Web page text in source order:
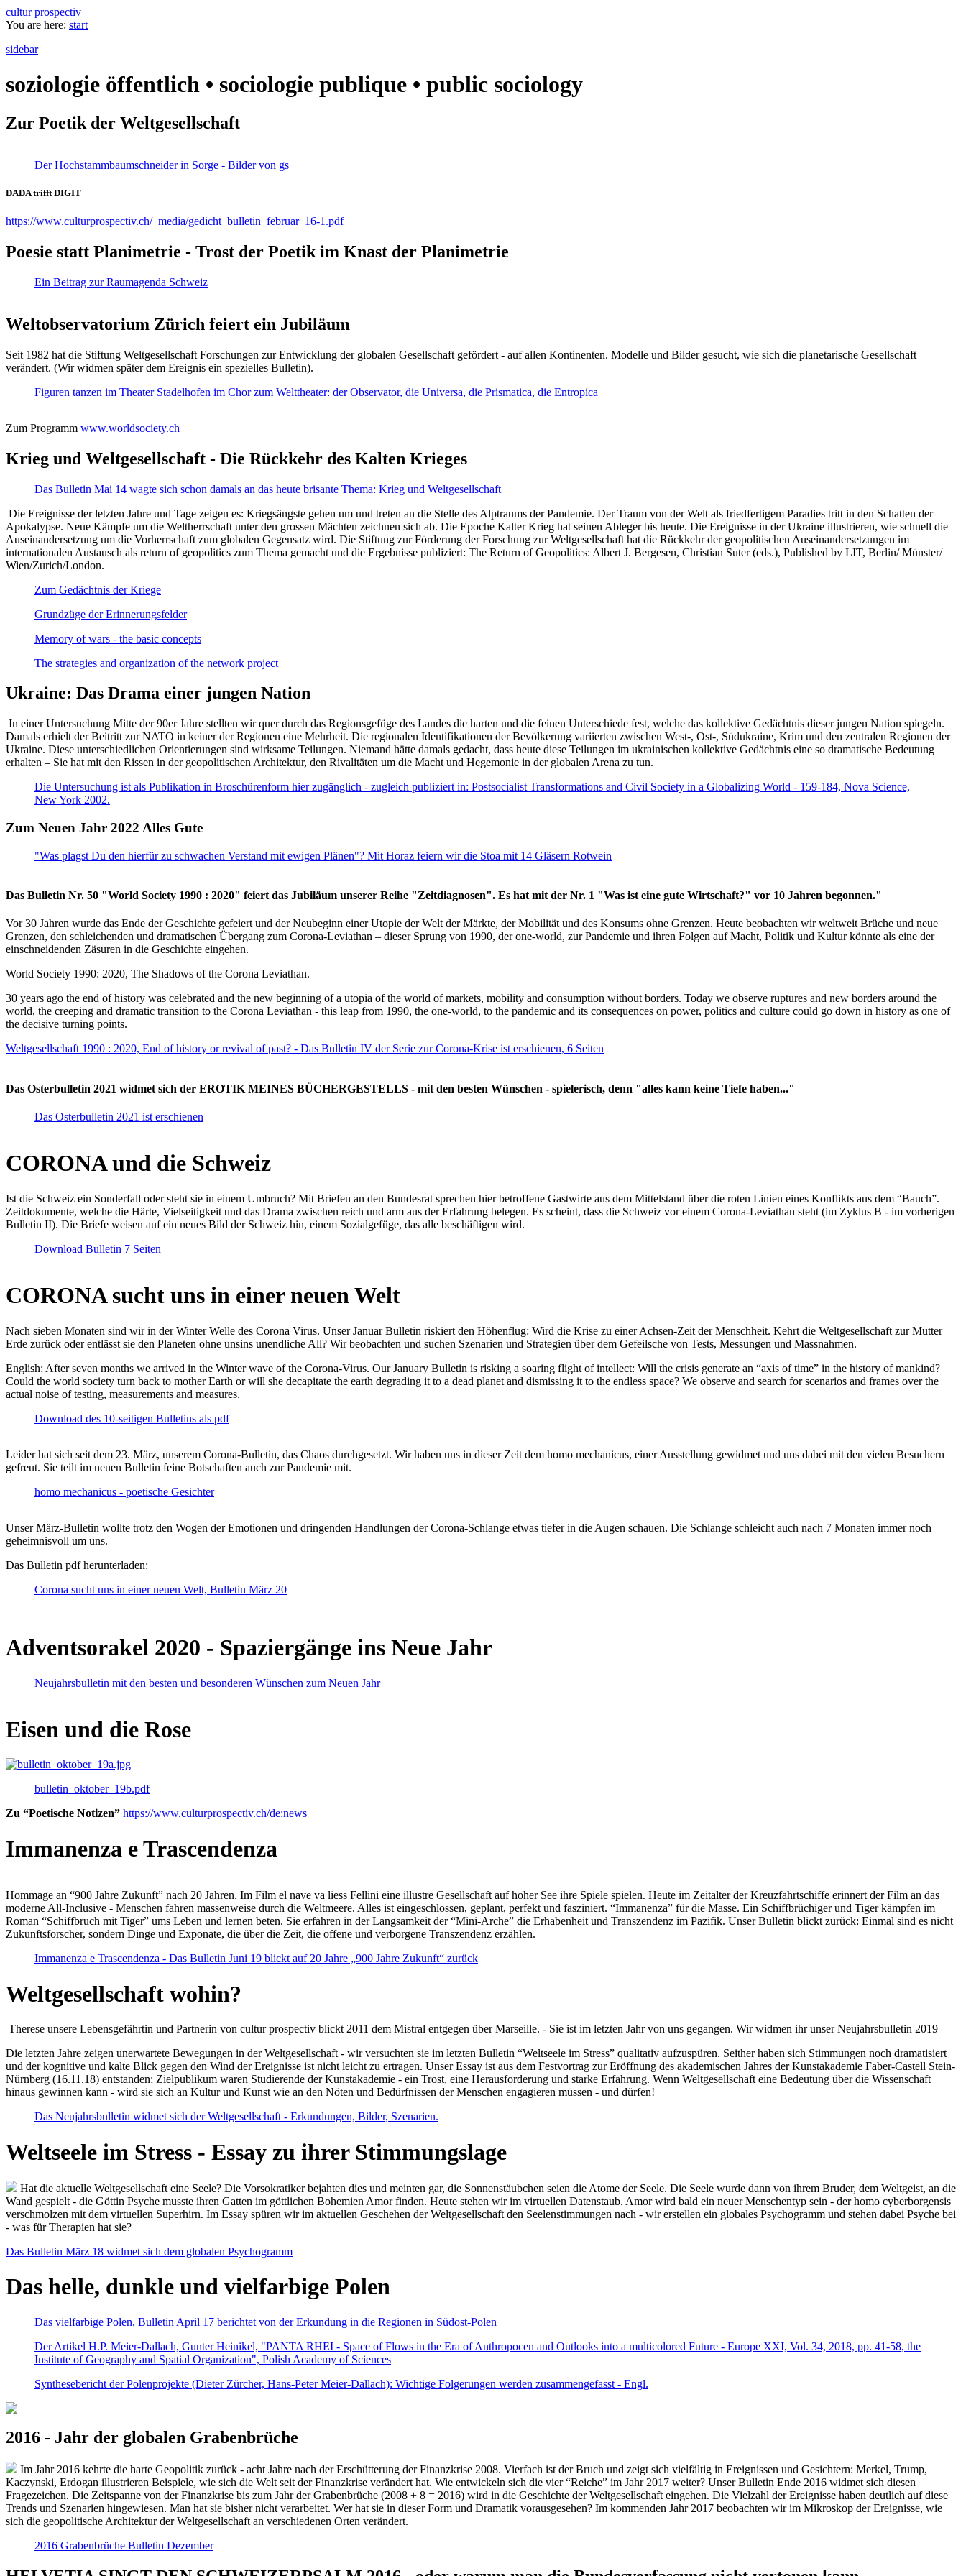
cultur prospectiv
You are here: start
sidebar
soziologie öffentlich • sociologie publique • public sociology
Zur Poetik der Weltgesellschaft
Der Hochstammbaumschneider in Sorge - Bilder von gs
DADA trifft DIGIT
https://www.culturprospectiv.ch/_media/gedicht_bulletin_februar_16-1.pdf
Poesie statt Planimetrie - Trost der Poetik im Knast der Planimetrie
Ein Beitrag zur Raumagenda Schweiz
Weltobservatorium Zürich feiert ein Jubiläum
Seit 1982 hat die Stiftung Weltgesellschaft Forschungen zur Entwicklung der globalen Gesellschaft gefördert - auf allen Kontinenten. Modelle und Bilder gesucht, wie sich die planetarische Gesellschaft
verändert. (Wir widmen später dem Ereignis ein spezielles Bulletin).
Figuren tanzen im Theater Stadelhofen im Chor zum Welttheater: der Observator, die Universa, die Prismatica, die Entropica
Zum Programm www.worldsociety.ch
Krieg und Weltgesellschaft - Die Rückkehr des Kalten Krieges
Das Bulletin Mai 14 wagte sich schon damals an das heute brisante Thema: Krieg und Weltgesellschaft
Die Ereignisse der letzten Jahre und Tage zeigen es: Kriegsängste gehen um und treten an die Stelle des Alptraums der Pandemie. Der Traum von der Welt als friedfertigem Paradies tritt in den Schatten der
Apokalypse. Neue Kämpfe um die Weltherrschaft unter den grossen Mächten zeichnen sich ab. Die Epoche Kalter Krieg hat seinen Ableger bis heute. Die Ereignisse in der Ukraine illustrieren, wie schnell die
Auseinandersetzung um die Vorherrschaft zum globalen Gegensatz wird. Die Stiftung zur Förderung der Forschung zur Weltgesellschaft hat die Rückkehr der geopolitischen Auseinandersetzungen im
internationalen Austausch als return of geopolitics zum Thema gemacht und die Ergebnisse publiziert: The Return of Geopolitics: Albert J. Bergesen, Christian Suter (eds.), Published by LIT, Berlin/ Münster/
Wien/Zurich/London.
Zum Gedächtnis der Kriege
Grundzüge der Erinnerungsfelder
Memory of wars - the basic concepts
The strategies and organization of the network project
Ukraine: Das Drama einer jungen Nation
In einer Untersuchung Mitte der 90er Jahre stellten wir quer durch das Regionsgefüge des Landes die harten und die feinen Unterschiede fest, welche das kollektive Gedächtnis dieser jungen Nation spiegeln.
Damals erhielt der Beitritt zur NATO in keiner der Regionen eine Mehrheit. Die regionalen Identifikationen der Bevölkerung variierten zwischen West-, Ost-, Südukraine, Krim und den zentralen Regionen der
Ukraine. Diese unterschiedlichen Orientierungen sind wirksame Teilungen. Niemand hätte damals gedacht, dass heute diese Teilungen im ukrainischen kollektive Gedächtnis eine so dramatische Bedeutung
erhalten – Sie hat mit den Rissen in der geopolitischen Architektur, den Rivalitäten um die Macht und Hegemonie in der globalen Arena zu tun.
Die Untersuchung ist als Publikation in Broschürenform hier zugänglich - zugleich publiziert in: Postsocialist Transformations and Civil Society in a Globalizing World - 159-184, Nova Science,
New York 2002.
Zum Neuen Jahr 2022 Alles Gute
"Was plagst Du den hierfür zu schwachen Verstand mit ewigen Plänen"? Mit Horaz feiern wir die Stoa mit 14 Gläsern Rotwein
Das Bulletin Nr. 50 "World Society 1990 : 2020" feiert das Jubiläum unserer Reihe "Zeitdiagnosen". Es hat mit der Nr. 1 "Was ist eine gute Wirtschaft?" vor 10 Jahren begonnen."
Vor 30 Jahren wurde das Ende der Geschichte gefeiert und der Neubeginn einer Utopie der Welt der Märkte, der Mobilität und des Konsums ohne Grenzen. Heute beobachten wir weltweit Brüche und neue
Grenzen, den schleichenden und dramatischen Übergang zum Corona-Leviathan – dieser Sprung von 1990, der one-world, zur Pandemie und ihren Folgen auf Macht, Politik und Kultur könnte als eine der
einschneidenden Zäsuren in die Geschichte eingehen.
World Society 1990: 2020, The Shadows of the Corona Leviathan.
30 years ago the end of history was celebrated and the new beginning of a utopia of the world of markets, mobility and consumption without borders. Today we observe ruptures and new borders around the
world, the creeping and dramatic transition to the Corona Leviathan - this leap from 1990, the one-world, to the pandemic and its consequences on power, politics and culture could go down in history as one of
the decisive turning points.
Weltgesellschaft 1990 : 2020, End of history or revival of past? - Das Bulletin IV der Serie zur Corona-Krise ist erschienen, 6 Seiten
Das Osterbulletin 2021 widmet sich der EROTIK MEINES BÜCHERGESTELLS - mit den besten Wünschen - spielerisch, denn "alles kann keine Tiefe haben..."
Das Osterbulletin 2021 ist erschienen
CORONA und die Schweiz
Ist die Schweiz ein Sonderfall oder steht sie in einem Umbruch? Mit Briefen an den Bundesrat sprechen hier betroffene Gastwirte aus dem Mittelstand über die roten Linien eines Konflikts aus dem “Bauch”.
Zeitdokumente, welche die Härte, Vielseitigkeit und das Drama zwischen reich und arm aus der Erfahrung belegen. Es scheint, dass die Schweiz vor einem Corona-Leviathan steht (im Zyklus B - im vorherigen
Bulletin II). Die Briefe weisen auf ein neues Bild der Schweiz hin, einem Sozialgefüge, das alle beschäftigen wird.
Download Bulletin 7 Seiten
CORONA sucht uns in einer neuen Welt
Nach sieben Monaten sind wir in der Winter Welle des Corona Virus. Unser Januar Bulletin riskiert den Höhenflug: Wird die Krise zu einer Achsen-Zeit der Menschheit. Kehrt die Weltgesellschaft zur Mutter
Erde zurück oder entlässt sie den Planeten ohne unsins unendliche All? Wir beobachten und suchen Szenarien und Strategien über dem Gefeilsche von Tests, Messungen und Massnahmen.
English: After seven months we arrived in the Winter wave of the Corona-Virus. Our January Bulletin is risking a soaring flight of intellect: Will the crisis generate an “axis of time” in the history of mankind?
Could the world society turn back to mother Earth or will she decapitate the earth degrading it to a dead planet and dismissing it to the endless space? We observe and search for scenarios and frames over the
actual noise of testing, measurements and measures.
Download des 10-seitigen Bulletins als pdf
Leider hat sich seit dem 23. März, unserem Corona-Bulletin, das Chaos durchgesetzt. Wir haben uns in dieser Zeit dem homo mechanicus, einer Ausstellung gewidmet und uns dabei mit den vielen Besuchern
gefreut. Sie teilt im neuen Bulletin feine Botschaften auch zur Pandemie mit.
homo mechanicus - poetische Gesichter
Unser März-Bulletin wollte trotz den Wogen der Emotionen und dringenden Handlungen der Corona-Schlange etwas tiefer in die Augen schauen. Die Schlange schleicht auch nach 7 Monaten immer noch
geheimnisvoll um uns.
Das Bulletin pdf herunterladen:
Corona sucht uns in einer neuen Welt, Bulletin März 20
Adventsorakel 2020 - Spaziergänge ins Neue Jahr
Neujahrsbulletin mit den besten und besonderen Wünschen zum Neuen Jahr
Eisen und die Rose
bulletin_oktober_19b.pdf
Zu “Poetische Notizen” https://www.culturprospectiv.ch/de:news
Immanenza e Trascendenza
Hommage an “900 Jahre Zukunft” nach 20 Jahren. Im Film el nave va liess Fellini eine illustre Gesellschaft auf hoher See ihre Spiele spielen. Heute im Zeitalter der Kreuzfahrtschiffe erinnert der Film an das
moderne All-Inclusive - Menschen fahren massenweise durch die Weltmeere. Alles ist eingeschlossen, geplant, perfekt und fasziniert. “Immanenza” für die Masse. Ein Schiffbrüchiger und Tiger kämpfen im
Roman “Schiffbruch mit Tiger” ums Leben und lernen beten. Sie erfahren in der Langsamkeit der “Mini-Arche” die Erhabenheit und Transzendenz im Pazifik. Unser Bulletin blickt zurück: Einmal sind es nicht
Zukunftsforscher, sondern Dinge und Exponate, die über die Zeit, die offene und verborgene Transzendenz erzählen.
Immanenza e Trascendenza - Das Bulletin Juni 19 blickt auf 20 Jahre „900 Jahre Zukunft“ zurück
Weltgesellschaft wohin?
Therese unsere Lebensgefährtin und Partnerin von cultur prospectiv blickt 2011 dem Mistral entgegen über Marseille. - Sie ist im letzten Jahr von uns gegangen. Wir widmen ihr unser Neujahrsbulletin 2019
Die letzten Jahre zeigen unerwartete Bewegungen in der Weltgesellschaft - wir versuchten sie im letzten Bulletin “Weltseele im Stress” qualitativ aufzuspüren. Seither haben sich Stimmungen noch dramatisiert
und der kognitive und kalte Blick gegen den Wind der Ereignisse ist nicht leicht zu ertragen. Unser Essay ist aus dem Festvortrag zur Eröffnung des akademischen Jahres der Kunstakademie Faber-Castell Stein-
Nürnberg (16.11.18) entstanden; Zielpublikum waren Studierende der Kunstakademie - ein Trost, eine Herausforderung und starke Erfahrung. Wenn Weltgesellschaft eine Bedeutung über die Wissenschaft
hinaus gewinnen kann - wird sie sich an Kultur und Kunst wie an den Nöten und Bedürfnissen der Menschen engagieren müssen - und dürfen!
Das Neujahrsbulletin widmet sich der Weltgesellschaft - Erkundungen, Bilder, Szenarien.
Weltseele im Stress - Essay zu ihrer Stimmungslage
Hat die aktuelle Weltgesellschaft eine Seele? Die Vorsokratiker bejahten dies und meinten gar, die Sonnenstäubchen seien die Atome der Seele. Die Seele wurde dann von ihrem Bruder, dem Weltgeist, an die
Wand gespielt - die Göttin Psyche musste ihren Gatten im göttlichen Bohemien Amor finden. Heute stehen wir im virtuellen Datenstaub. Amor wird bald ein neuer Menschentyp sein - der homo cyberborgensis
verschmolzen mit dem virtuellen Superhirn. Im Essay spüren wir im aktuellen Geschehen der Weltgesellschaft den Seelenstimmungen nach - wir erstellen ein globales Psychogramm und stehen dabei Psyche bei
- was für Therapien hat sie?
Das Bulletin März 18 widmet sich dem globalen Psychogramm
Das helle, dunkle und vielfarbige Polen
Das vielfarbige Polen, Bulletin April 17 berichtet von der Erkundung in die Regionen in Südost-Polen
Der Artikel H.P. Meier-Dallach, Gunter Heinikel, "PANTA RHEI - Space of Flows in the Era of Anthropocen and Outlooks into a multicolored Future - Europe XXI, Vol. 34, 2018, pp. 41-58, the
Institute of Geography and Spatial Organization", Polish Academy of Sciences
Synthesebericht der Polenprojekte (Dieter Zürcher, Hans-Peter Meier-Dallach): Wichtige Folgerungen werden zusammengefasst - Engl.
2016 - Jahr der globalen Grabenbrüche
Im Jahr 2016 kehrte die harte Geopolitik zurück - acht Jahre nach der Erschütterung der Finanzkrise 2008. Vierfach ist der Bruch und zeigt sich vielfältig in Ereignissen und Gesichtern: Merkel, Trump,
Kaczynski, Erdogan illustrieren Beispiele, wie sich die Welt seit der Finanzkrise verändert hat. Wie entwickeln sich die vier “Reiche” im Jahr 2017 weiter? Unser Bulletin Ende 2016 widmet sich diesen
Fragezeichen. Die Zeitspanne von der Finanzkrise bis zum Jahr der Grabenbrüche (2008 + 8 = 2016) wird in die Geschichte der Weltgesellschaft eingehen. Die Vielzahl der Ereignisse haben deutlich auf diese
Trends und Szenarien hingewiesen. Man hat sie bisher nicht verarbeitet. Wer hat sie in dieser Form und Dramatik vorausgesehen? Im kommenden Jahr 2017 beobachten wir im Mikroskop der Ereignisse, wie
sich die geopolitische Architektur der Weltgesellschaft an verschiedenen Orten verändert.
2016 Grabenbrüche Bulletin Dezember